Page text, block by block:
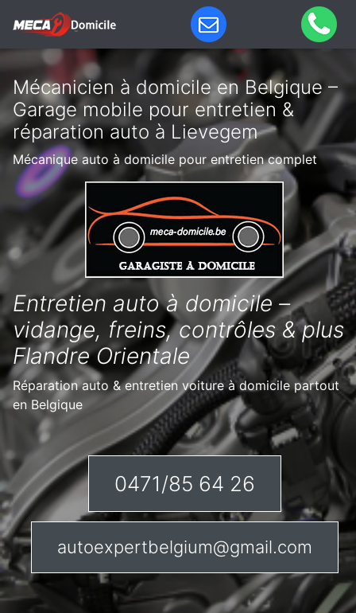
Mécanicien à domicile en Belgique –
Garage mobile pour entretien &
réparation auto à Lievegem
Mécanique auto à domicile pour entretien complet
Entretien auto à domicile –
vidange, freins, contrôles & plus
Flandre Orientale
Réparation auto & entretien voiture à domicile partout
en Belgique
0471/85 64 26
autoexpertbelgium@gmail.com